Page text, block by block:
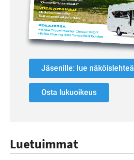
Jäsenille: lue näköislehteä
Osta lukuoikeus
Luetuimmat